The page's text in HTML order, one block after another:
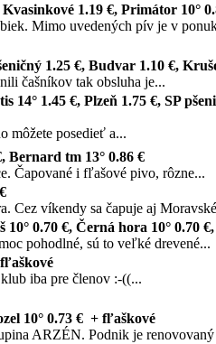
1.19 €, Primátor 10°
Mimo uvedených pív je v
1.25 €, Budvar 1.10 €,
čašníkov tak obsluha je...
14° 1.45 €, Plzeň 1.75 €, SP
môžete posedieť a...
Bernard tm 13° 0.86 €
Čapované i fľašové pivo, rôzne...
Cez víkendy sa čapuje aj
10° 0.70 €, Černá hora 10° 0.70
pohodlné, sú to veľké drevené...
iba pre členov :-((...
10° 0.73 € + fľaškové
ARZÉN. Podnik je renovovaný